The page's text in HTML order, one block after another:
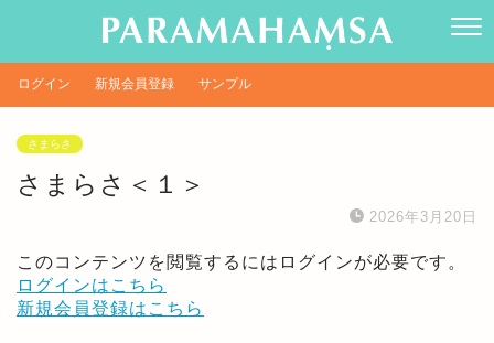
ログイン 新規会員登録 サンプル
さまらさ
さまらさ＜１＞
2026年3月20日
このコンテンツを閲覧するにはログインが必要です。
ログインはこちら
新規会員登録はこちら